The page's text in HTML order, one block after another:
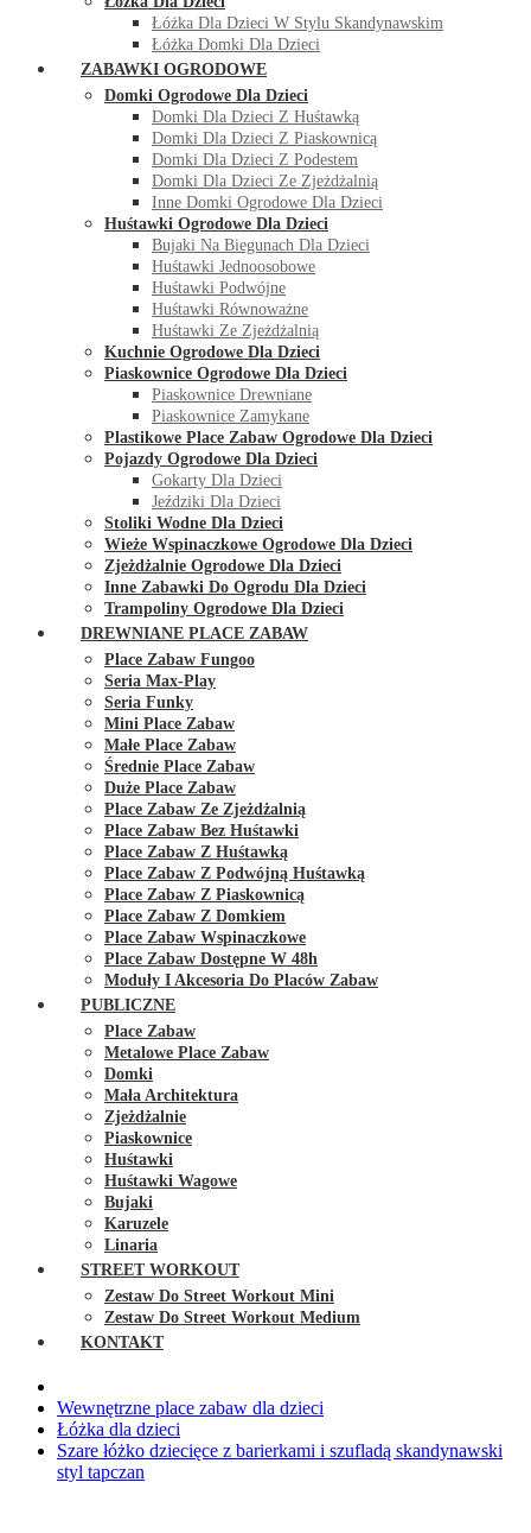
Łóżka Dla Dzieci W Stylu Skandynawskim
Łóżka Domki Dla Dzieci
ZABAWKI OGRODOWE
Domki Ogrodowe Dla Dzieci
Domki Dla Dzieci Z Huśtawką
Domki Dla Dzieci Z Piaskownicą
Domki Dla Dzieci Z Podestem
Domki Dla Dzieci Ze Zjeżdżalnią
Inne Domki Ogrodowe Dla Dzieci
Huśtawki Ogrodowe Dla Dzieci
Bujaki Na Biegunach Dla Dzieci
Huśtawki Jednoosobowe
Huśtawki Podwójne
Huśtawki Równoważne
Huśtawki Ze Zjeżdżalnią
Kuchnie Ogrodowe Dla Dzieci
Piaskownice Ogrodowe Dla Dzieci
Piaskownice Drewniane
Piaskownice Zamykane
Plastikowe Place Zabaw Ogrodowe Dla Dzieci
Pojazdy Ogrodowe Dla Dzieci
Gokarty Dla Dzieci
Jeździki Dla Dzieci
Stoliki Wodne Dla Dzieci
Wieże Wspinaczkowe Ogrodowe Dla Dzieci
Zjeżdżalnie Ogrodowe Dla Dzieci
Inne Zabawki Do Ogrodu Dla Dzieci
Trampoliny Ogrodowe Dla Dzieci
DREWNIANE PLACE ZABAW
Place Zabaw Fungoo
Seria Max-Play
Seria Funky
Mini Place Zabaw
Małe Place Zabaw
Średnie Place Zabaw
Duże Place Zabaw
Place Zabaw Ze Zjeżdżalnią
Place Zabaw Bez Huśtawki
Place Zabaw Z Huśtawką
Place Zabaw Z Podwójną Huśtawką
Place Zabaw Z Piaskownicą
Place Zabaw Z Domkiem
Place Zabaw Wspinaczkowe
Place Zabaw Dostępne W 48h
Moduły I Akcesoria Do Placów Zabaw
PUBLICZNE
Place Zabaw
Metalowe Place Zabaw
Domki
Mała Architektura
Zjeżdżalnie
Piaskownice
Huśtawki
Huśtawki Wagowe
Bujaki
Karuzele
Linaria
STREET WORKOUT
Zestaw Do Street Workout Mini
Zestaw Do Street Workout Medium
KONTAKT
Wewnętrzne place zabaw dla dzieci
Łóżka dla dzieci
Szare łóżko dziecięce z barierkami i szufladą skandynawski
styl tapczan